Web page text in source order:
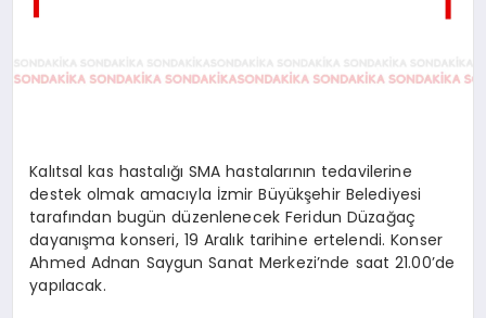
TEKNOLOJI
Kalıtsal kas hastalığı SMA hastalarının tedavilerine
destek olmak amacıyla İzmir Büyükşehir Belediyesi
tarafından bugün düzenlenecek Feridun Düzağaç
dayanışma konseri, 19 Aralık tarihine ertelendi. Konser
Ahmed Adnan Saygun Sanat Merkezi’nde saat 21.00’de
yapılacak.